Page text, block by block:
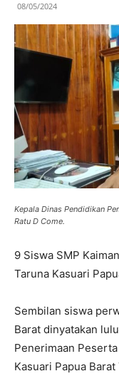
08/05/2024
Kepala Dinas Pendidikan
Ratu D Come.
9 Siswa SMP
Taruna Kasuari
Sembilan siswa
Barat dinyatakan
Penerimaan
Kasuari Papua